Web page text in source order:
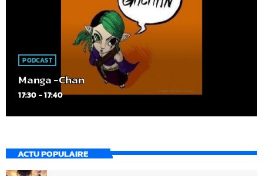
PODCAST
Manga -Chan
17:30 - 17:40
ACTU POPULAIRE